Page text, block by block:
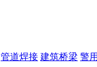
管道焊接 建筑桥梁 警